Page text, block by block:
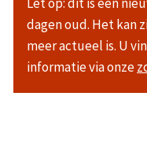
dagen oud. Het kan
meer actueel is. U
informatie via onze